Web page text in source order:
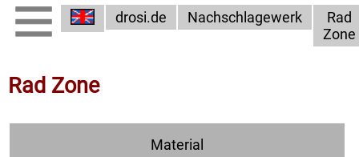
drosi.de Nachschlagewerk
Rad
Zone
Rad Zone
Material